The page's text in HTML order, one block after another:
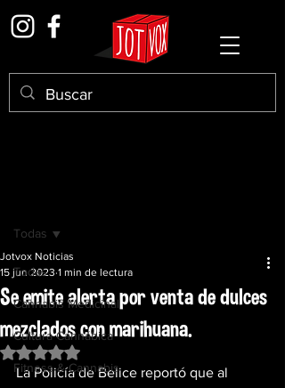
Todas
Cannabis Medicinal
Cultura Cannábica
Fitness & Cannabis
Todas
Se emite alerta por venta de dulces
mezclados con marihuana.
Jotvox Noticias
15 jun 2023 1 min de lectura
Obtuvo NaN de 5 estrellas.
La Policía de Belice reportó que al